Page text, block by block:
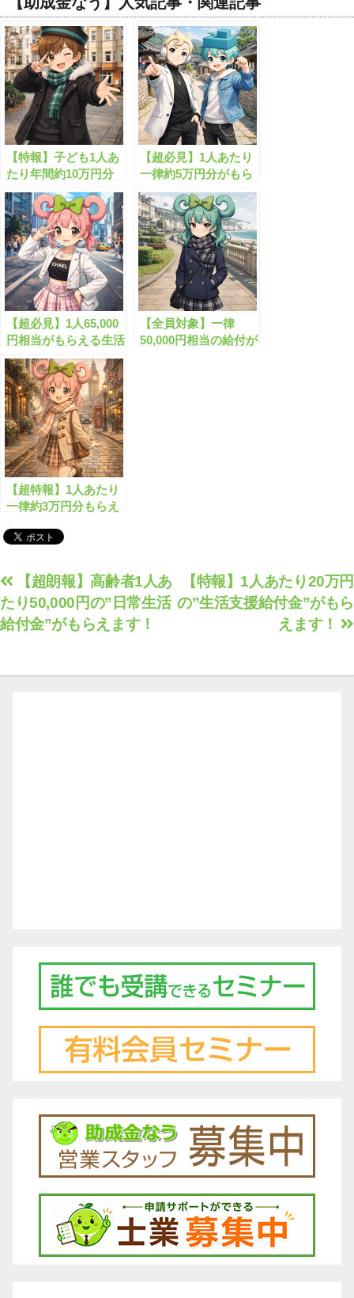
【特報】子ども1人あ
たり年間約10万円分
の給付が始まります！
【超必見】1人あたり
一律約5万円分がもら
える”生活安定給付
金”とは？
【超必見】1人65,000
円相当がもらえる生活
給付金とは？
【全員対象】一律
50,000円相当の給付が
【超特報】1人あたり
一律約3万円分もらえ
投
稿
ナ
ゲ
【特報】1人あたり20万円
の”生活支援給付金”がもら
えます！
【超朗報】高齢者1人あ
たり50,000円の”日常生活
給付金”がもらえます！